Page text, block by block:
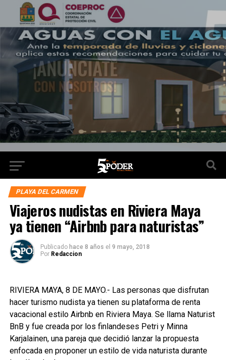
PLAYA DEL CARMEN
Viajeros nudistas en Riviera Maya
ya tienen “Airbnb para naturistas”
Publicado hace 8 años el 9 mayo, 2018
Por Redaccion
RIVIERA MAYA, 8 DE MAYO.- Las personas que disfrutan
hacer turismo nudista ya tienen su plataforma de renta
vacacional estilo Airbnb en Riviera Maya. Se llama Naturist
BnB y fue creada por los finlandeses Petri y Minna
Karjalainen, una pareja que decidió lanzar la propuesta
enfocada en proponer un estilo de vida naturista durante